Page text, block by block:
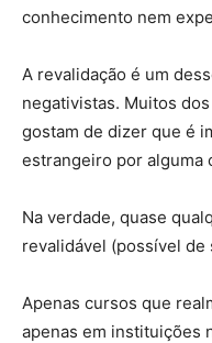
conhecimento nem
A revalidação é um
negativistas. Muitos
gostam de dizer que é
estrangeiro por alguma
Na verdade, quase
revalidável (possível
Apenas cursos que
apenas em instituições